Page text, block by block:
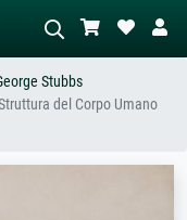
Stubbs
del Corpo Umano